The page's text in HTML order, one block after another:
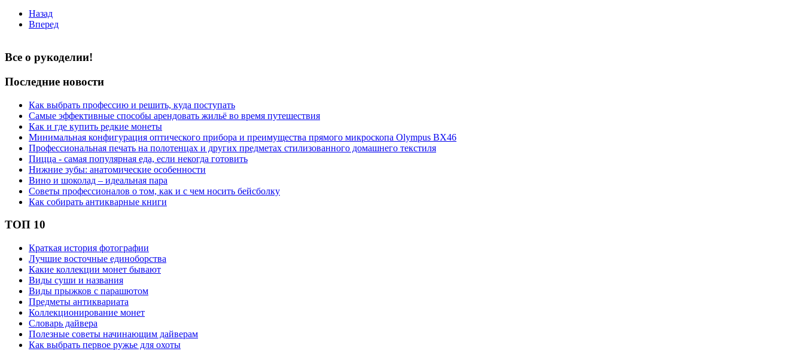
Назад
Вперед
Все о рукоделии!
Последние новости
Как выбрать профессию и решить, куда поступать
Самые эффективные способы арендовать жильё во время путешествия
Как и где купить редкие монеты
Минимальная конфигурация оптического прибора и преимущества прямого микроскопа Olympus BX46
Профессиональная печать на полотенцах и других предметах стилизованного домашнего текстиля
Пицца - самая популярная еда, если некогда готовить
Нижние зубы: анатомические особенности
Вино и шоколад – идеальная пара
Советы профессионалов о том, как и с чем носить бейсболку
Как собирать антикварные книги
ТОП 10
Краткая история фотографии
Лучшие восточные единоборства
Какие коллекции монет бывают
Виды суши и названия
Виды прыжков с парашютом
Предметы антиквариата
Коллекционирование монет
Словарь дайвера
Полезные советы начинающим дайверам
Как выбрать первое ружье для охоты